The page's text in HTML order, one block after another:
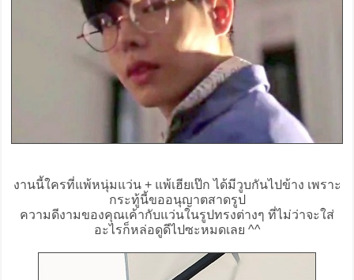
งานนี้ใครที่แพ้หนุ่มแว่น + แพ้เฮียเป๊ก ได้มีวูบกันไปข้าง เพราะ
กระทู้นี้ขออนุญาตสาดรูป
ความดีงามของคุณเค้ากับแว่นในรูปทรงต่างๆ ที่ไม่ว่าจะใส่
อะไรก็หล่อดูดีไปซะหมดเลย ^^